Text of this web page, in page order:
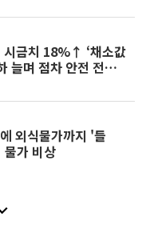
금치 18%↑ ‘채소값
늘며 점차 안전 전
외식물가까지 '들
가 비상